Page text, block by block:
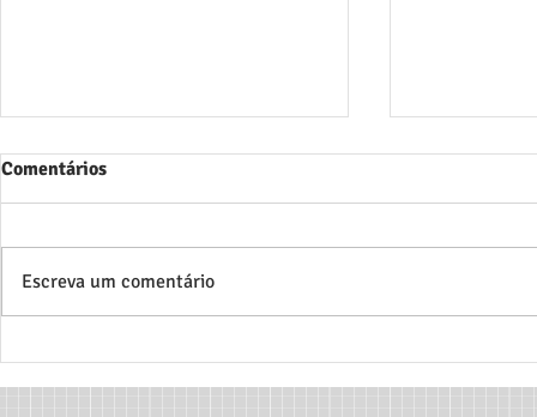
Comentários
Escreva um comentário